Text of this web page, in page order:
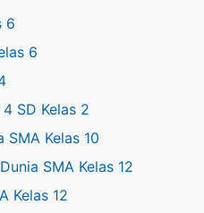
6
6
SD Kelas 2
SMA Kelas 10
SMA Kelas 12
Kelas 12